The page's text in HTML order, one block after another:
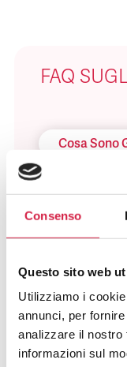
Consenso
Questo sito web
Utilizziamo i
annunci, per
analizzare il nostro
informazioni sul
FAQ
Cosa Sono
Come